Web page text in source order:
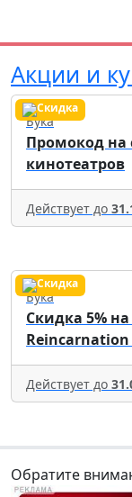
Акции и
Бука
Промокод на
кинотеатров
Действует до
Бука
Скидка 5%
Действует до
Обратите